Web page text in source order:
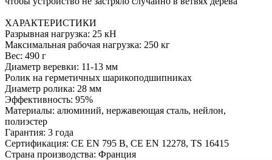
ХАРАКТЕРИСТИКИ
Разрывная нагрузка: 25 кН
Максимальная рабочая нагрузка: 250 кг
Вес: 490 г
Диаметр веревки: 11-13 мм
Ролик на герметичных шарикоподшипниках
Диаметр ролика: 28 мм
Эффективность: 95%
Материалы: алюминий, нержавеющая сталь, нейлон,
полиэстер
Гарантия: 3 года
Сертификация: CE EN 795 B, CE EN 12278, TS 16415
Страна производства: Франция